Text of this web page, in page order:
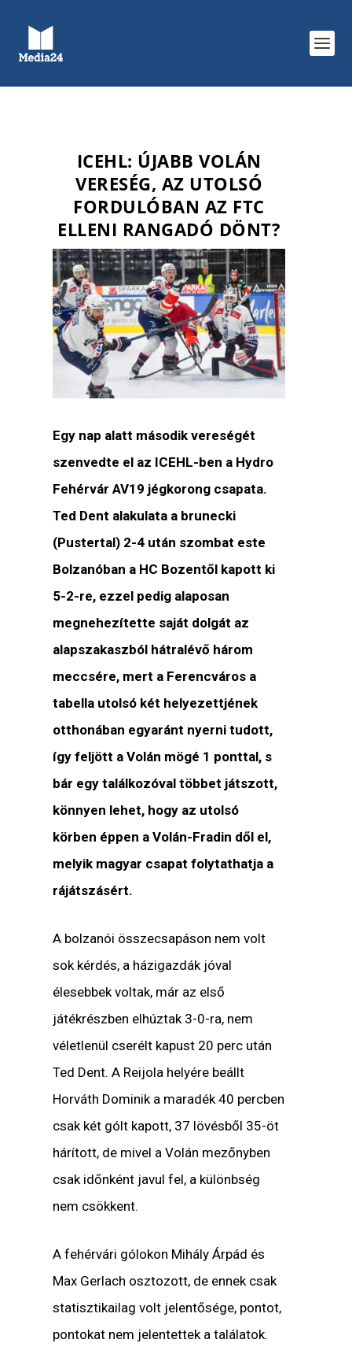
ICEHL: ÚJABB VOLÁN
VERESÉG, AZ UTOLSÓ
FORDULÓBAN AZ FTC
ELLENI RANGADÓ DÖNT?
Egy nap alatt második vereségét
szenvedte el az ICEHL-ben a Hydro
Fehérvár AV19 jégkorong csapata.
Ted Dent alakulata a brunecki
(Pustertal) 2-4 után szombat este
Bolzanóban a HC Bozentől kapott ki
5-2-re, ezzel pedig alaposan
megnehezítette saját dolgát az
alapszakaszból hátralévő három
meccsére, mert a Ferencváros a
tabella utolsó két helyezettjének
otthonában egyaránt nyerni tudott,
így feljött a Volán mögé 1 ponttal, s
bár egy találkozóval többet játszott,
könnyen lehet, hogy az utolsó
körben éppen a Volán-Fradin dől el,
melyik magyar csapat folytathatja a
rájátszásért.
A bolzanói összecsapáson nem volt
sok kérdés, a házigazdák jóval
élesebbek voltak, már az első
játékrészben elhúztak 3-0-ra, nem
véletlenül cserélt kapust 20 perc után
Ted Dent. A Reijola helyére beállt
Horváth Dominik a maradék 40 percben
csak két gólt kapott, 37 lövésből 35-öt
hárított, de mivel a Volán mezőnyben
csak időnként javul fel, a különbség
nem csökkent.
A fehérvári gólokon Mihály Árpád és
Max Gerlach osztozott, de ennek csak
statisztikailag volt jelentősége, pontot,
pontokat nem jelentettek a találatok.